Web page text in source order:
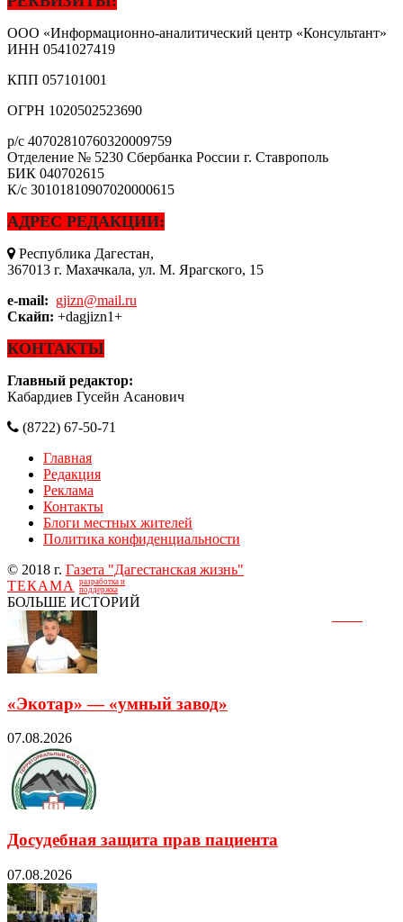
ООО «Информационно-аналитический центр «Консультант»
ИНН 0541027419
КПП 057101001
ОГРН 1020502523690
р/с 40702810760320009759
Отделение № 5230 Сбербанка России г. Ставрополь
БИК 040702615
К/с 30101810907020000615
АДРЕС РЕДАКЦИИ:
Республика Дагестан,
367013 г. Махачкала, ул. М. Ярагского, 15
e-mail: gjizn@mail.ru
Скайп: +dagjizn1+
КОНТАКТЫ
Главный редактор:
Кабардиев Гусейн Асанович
(8722) 67-50-71
Главная
Редакция
Реклама
Контакты
Блоги местных жителей
Политика конфиденциальности
© 2018 г. Газета "Дагестанская жизнь"
ТЕКАМА
разработка и
поддержка
БОЛЬШЕ ИСТОРИЙ
«Экотар» — «умный завод»
07.08.2026
Досудебная защита прав пациента
07.08.2026